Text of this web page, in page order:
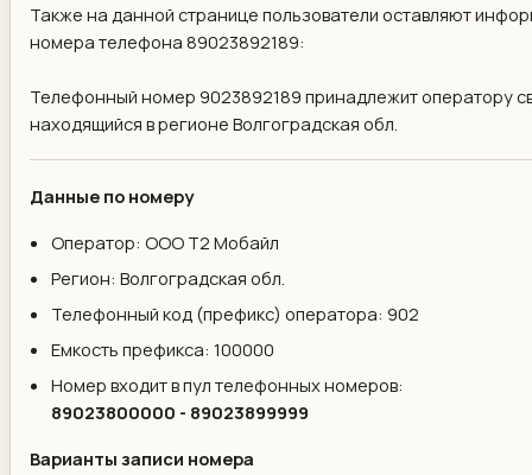
Также на данной странице пользователи оставляют
номера телефона 89023892189:
Телефонный номер 9023892189 принадлежит оператору
находящийся в регионе Волгоградская обл.
Данные по номеру
Оператор: ООО Т2 Мобайл
Регион: Волгоградская обл.
Телефонный код (префикс) оператора: 902
Емкость префикса: 100000
Номер входит в пул телефонных номеров:
89023800000 - 89023899999
Варианты записи номера